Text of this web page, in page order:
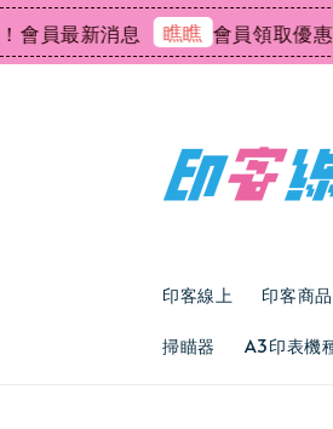
員最新消息 瞧瞧 會員領取優惠券
印客線上 印客商品
掃瞄器 A3印表機